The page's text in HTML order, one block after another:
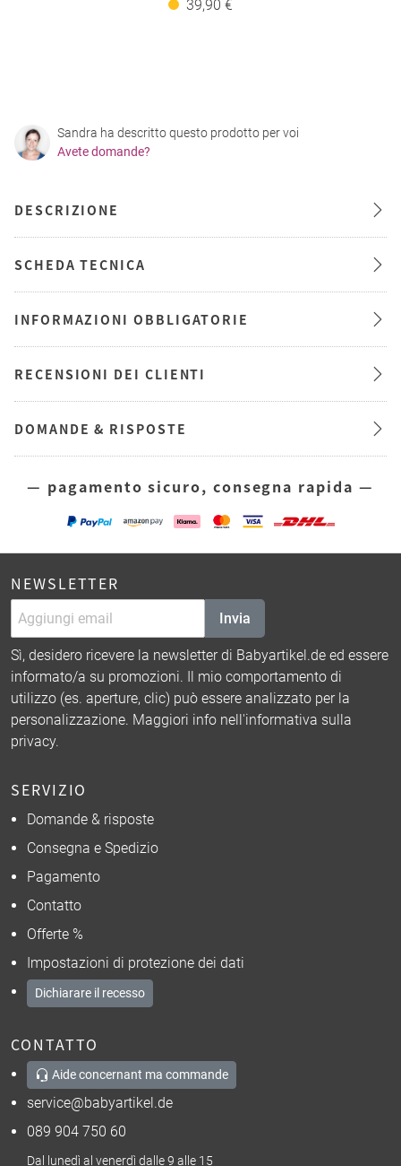
39,90 €
Sandra ha descritto questo prodotto per voi
Avete domande?
DESCRIZIONE
SCHEDA TECNICA
INFORMAZIONI OBBLIGATORIE
RECENSIONI DEI CLIENTI
DOMANDE & RISPOSTE
— pagamento sicuro, consegna rapida —
NEWSLETTER
Invia
Sì, desidero ricevere la newsletter di Babyartikel.de ed essere
informato/a su promozioni. Il mio comportamento di
utilizzo (es. aperture, clic) può essere analizzato per la
personalizzazione. Maggiori info nell'informativa sulla
privacy.
SERVIZIO
Domande & risposte
Consegna e Spedizio
Pagamento
Contatto
Offerte %
Impostazioni di protezione dei dati
Dichiarare il recesso
CONTATTO
Aide concernant ma commande
service@babyartikel.de
089 904 750 60
Dal lunedì al venerdì dalle 9 alle 15